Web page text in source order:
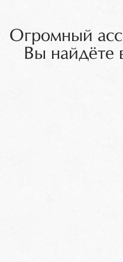
Огромный
Вы найдёте